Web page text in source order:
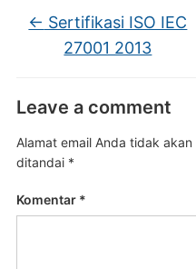
← Sertifikasi ISO IEC
27001 2013
Leave a comment
Alamat email Anda tidak
ditandai *
Komentar *